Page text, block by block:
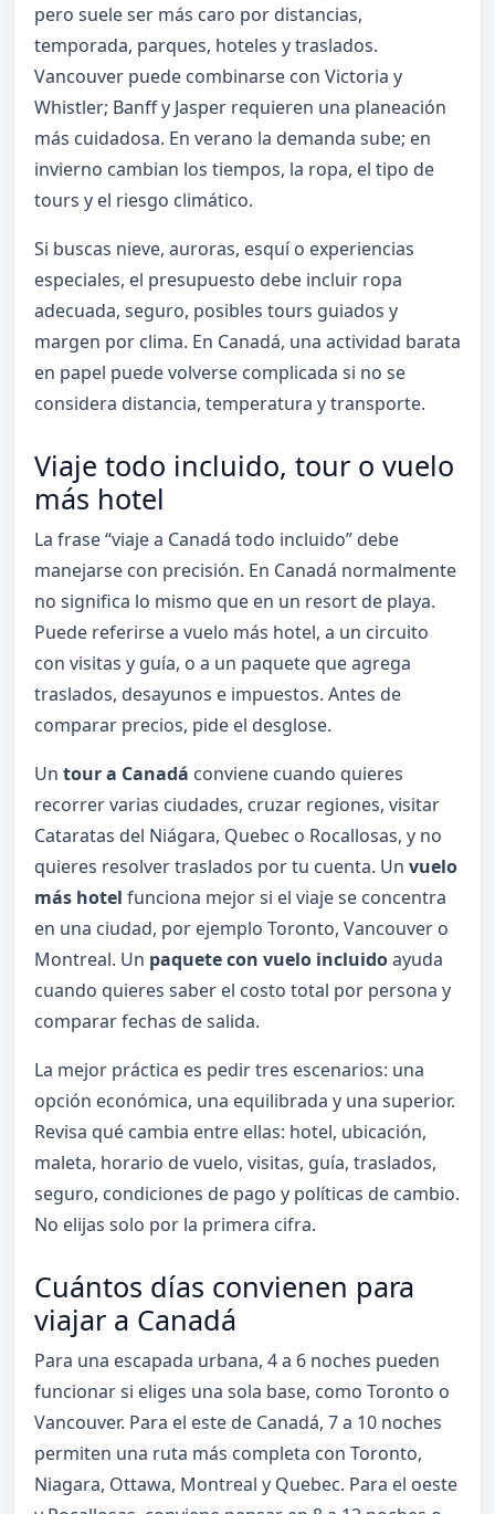
pero suele ser más caro por distancias,
temporada, parques, hoteles y traslados.
Vancouver puede combinarse con Victoria y
Whistler; Banff y Jasper requieren una planeación
más cuidadosa. En verano la demanda sube; en
invierno cambian los tiempos, la ropa, el tipo de
tours y el riesgo climático.
Si buscas nieve, auroras, esquí o experiencias
especiales, el presupuesto debe incluir ropa
adecuada, seguro, posibles tours guiados y
margen por clima. En Canadá, una actividad barata
en papel puede volverse complicada si no se
considera distancia, temperatura y transporte.
Viaje todo incluido, tour o vuelo
más hotel
La frase “viaje a Canadá todo incluido” debe
manejarse con precisión. En Canadá normalmente
no significa lo mismo que en un resort de playa.
Puede referirse a vuelo más hotel, a un circuito
con visitas y guía, o a un paquete que agrega
traslados, desayunos e impuestos. Antes de
comparar precios, pide el desglose.
Un tour a Canadá conviene cuando quieres
recorrer varias ciudades, cruzar regiones, visitar
Cataratas del Niágara, Quebec o Rocallosas, y no
quieres resolver traslados por tu cuenta. Un vuelo
más hotel funciona mejor si el viaje se concentra
en una ciudad, por ejemplo Toronto, Vancouver o
Montreal. Un paquete con vuelo incluidoayuda
cuando quieres saber el costo total por persona y
comparar fechas de salida.
La mejor práctica es pedir tres escenarios: una
opción económica, una equilibrada y una superior.
Revisa qué cambia entre ellas: hotel, ubicación,
maleta, horario de vuelo, visitas, guía, traslados,
seguro, condiciones de pago y políticas de cambio.
No elijas solo por la primera cifra.
Cuántos días convienen para
viajar a Canadá
Para una escapada urbana, 4 a 6 noches pueden
funcionar si eliges una sola base, como Toronto o
Vancouver. Para el este de Canadá, 7 a 10 noches
permiten una ruta más completa con Toronto,
Niagara, Ottawa, Montreal y Quebec. Para el oeste